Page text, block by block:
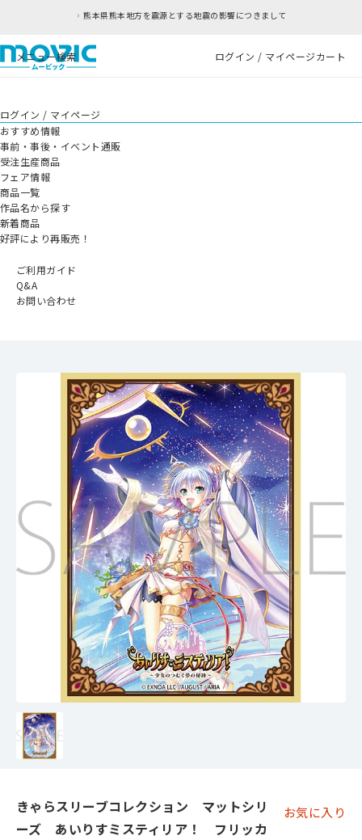
熊本県熊本地方を震源とする地震の影響につきまして
メニュー検索 ログイン / マイページカート
ログイン / マイページ
おすすめ情報
事前・事後・イベント通販
受注生産商品
フェア情報
商品一覧
作品名から探す
新着商品
好評により再販売！
ご利用ガイド
Q&A
お問い合わせ
きゃらスリーブコレクション マットシリ
ーズ あいりすミスティリア！ フリッカ
お気に入り